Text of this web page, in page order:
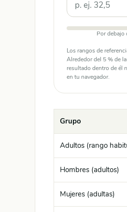
Por debajo
Los rangos de
Alrededor del 5 % de
resultado dentro de él
en tu navegador.
Grupo
Adultos (rango
Hombres (adultos)
Mujeres (adultas)